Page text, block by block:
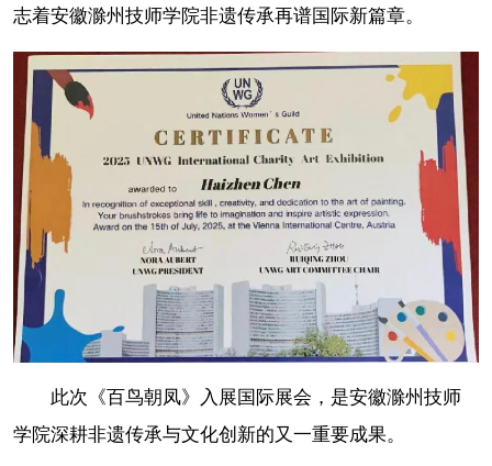
志着安徽滁州技师学院非遗传承再谱国际新篇章。
此次《百鸟朝凤》入展国际展会，是安徽滁州技师
学院深耕非遗传承与文化创新的又一重要成果。